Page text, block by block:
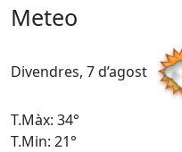
Meteo
Divendres, 7 d’agost
T.Màx: 34°
T.Min: 21°